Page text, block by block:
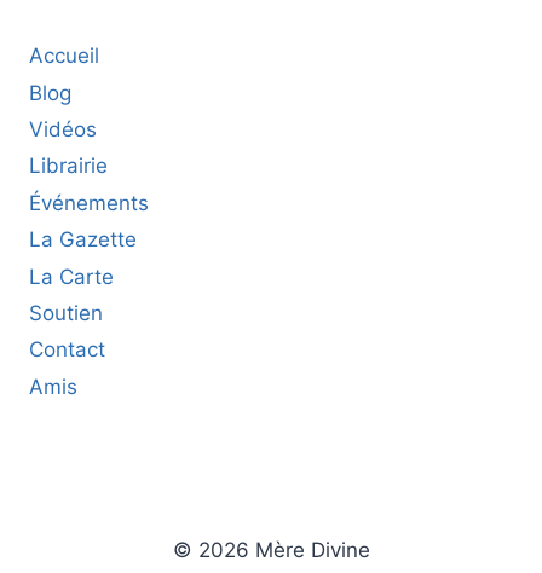
Accueil
Blog
Vidéos
Librairie
Événements
La Gazette
La Carte
Soutien
Contact
Amis
© 2026 Mère Divine